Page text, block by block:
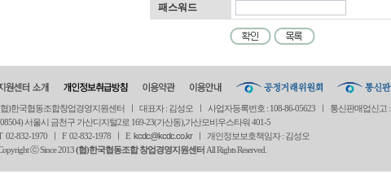
패스워드
)한국협동조합창업경영지원센터 ㅣ 대표자 : 김성오 ㅣ 사업자등록번호 : 108-86-05623 ㅣ 통신판매업신고 :
서울시 금천구 가산디지털2로 169-23(가산동),가산모비우스타워 401-5
02-832-1970 ㅣ F 02-832-1978 ㅣ E kcdc@kcdc.co.krㅣ 개인정보보호책임자 : 김성오
ⓒ Since 2013(협)한국협동조합 창업경영지원센터 All Rights Reserved.